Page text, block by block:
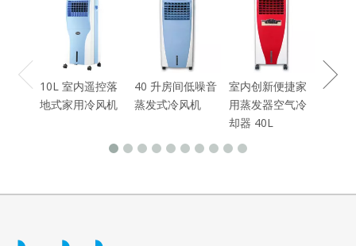
10L 室内遥控落
地式家用冷风机
40 升房间低噪音
蒸发式冷风机
室内创新便捷家
用蒸发器空气冷
却器 40L